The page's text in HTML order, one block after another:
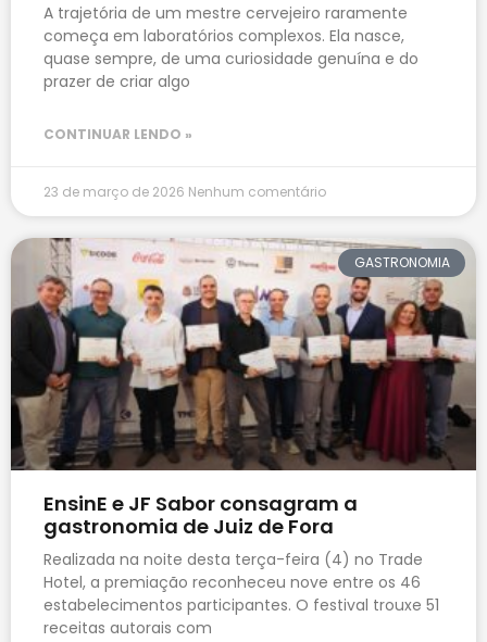
A trajetória de um mestre cervejeiro raramente
começa em laboratórios complexos. Ela nasce,
quase sempre, de uma curiosidade genuína e do
prazer de criar algo
CONTINUAR LENDO »
23 de março de 2026 Nenhum comentário
GASTRONOMIA
EnsinE e JF Sabor consagram a
gastronomia de Juiz de Fora
Realizada na noite desta terça-feira (4) no Trade
Hotel, a premiação reconheceu nove entre os 46
estabelecimentos participantes. O festival trouxe 51
receitas autorais com